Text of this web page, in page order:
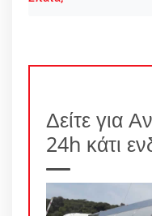
Δείτε για
24h κάτι